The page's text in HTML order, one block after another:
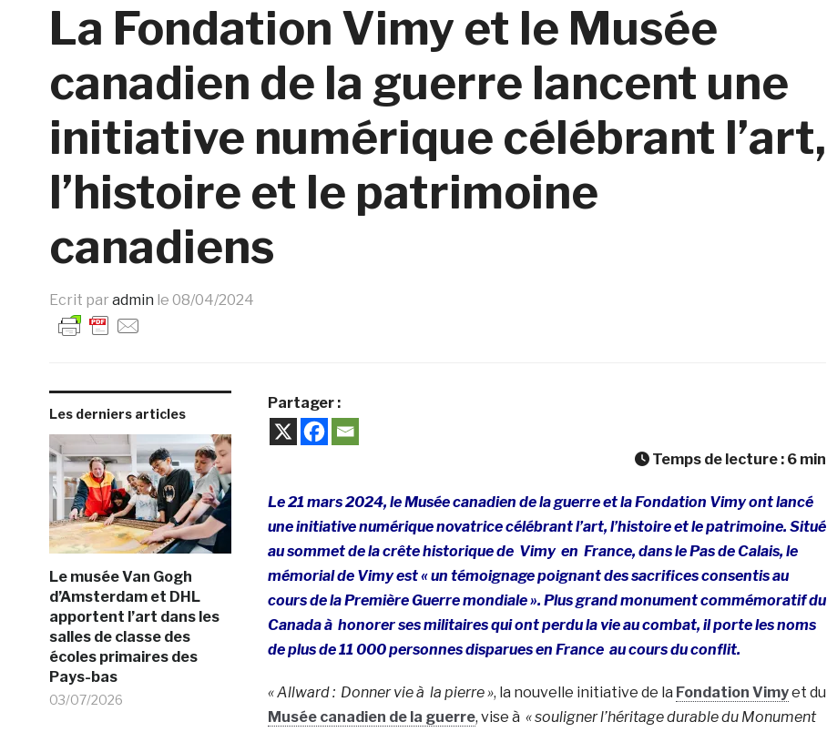
La Fondation Vimy et le Musée
canadien de la guerre lancent une
initiative numérique célébrant l’art,
l’histoire et le patrimoine
canadiens
Ecrit par admin le 08/04/2024
Les derniers articles
Le musée Van Gogh
d’Amsterdam et DHL
apportent l’art dans les
salles de classe des
écoles primaires des
Pays-bas
03/07/2026
Partager :
Temps de lecture : 6 min
Le 21 mars 2024, le Musée canadien de la guerre et la Fondation Vimy ont lancé
une initiative numérique novatrice célébrant l’art, l’histoire et le patrimoine. Situé
au sommet de la crête historique de Vimyen France, dans le Pas de Calais, le
mémorial de Vimyest « un témoignage poignant des sacrifices consentis au
cours de la Première Guerre mondiale ». Plus grand monument commémoratif du
Canadaà honorer ses militaires qui ont perdu la vie au combat, il porte les noms
de plus de 11 000 personnes disparues en Franceau cours du conflit.
« Allward : Donnervie à la pierre », la nouvelle initiative de la Fondation Vimyet du
Musée canadien de la guerre, vise à « souligner l’héritage durable du Monument